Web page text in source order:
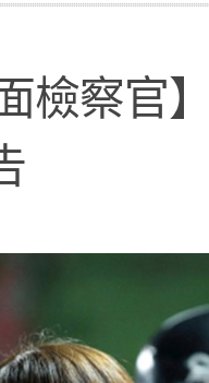
面檢察官